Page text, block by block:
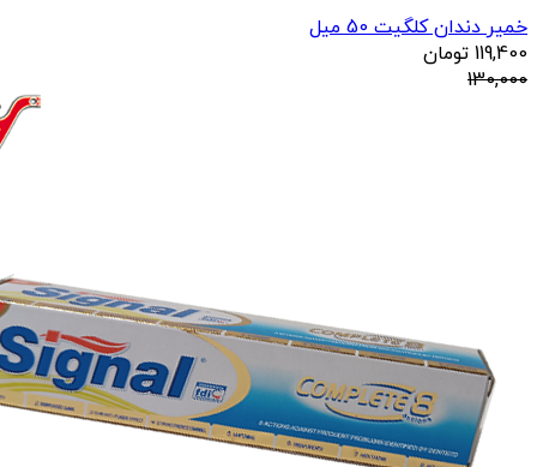
خمیر دندان کلگیت 50 میل
119,400 تومان
130,000